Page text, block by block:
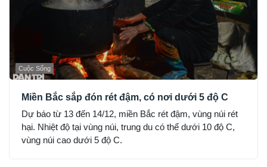
Cuộc Sống
Miền Bắc sắp đón rét đậm, có nơi dưới 5 độ C
Dự báo từ 13 đến 14/12, miền Bắc rét đậm, vùng núi rét
hại. Nhiệt độ tại vùng núi, trung du có thể dưới 10 độ C,
vùng núi cao dưới 5 độ C.